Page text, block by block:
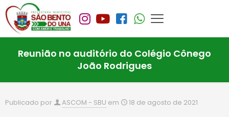
Reunião no auditório do Colégio Cônego
João Rodrigues
Publicado por ASCOM - SBU em 18 de agosto de 2021